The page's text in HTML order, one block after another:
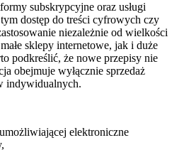
subskrypcyjne oraz usługi
dostęp do treści cyfrowych czy
niezależnie od wielkości
sklepy internetowe, jak i duże
podkreślić, że nowe przepisy nie
obejmuje wyłącznie sprzedaż
indywidualnych.
elektroniczne